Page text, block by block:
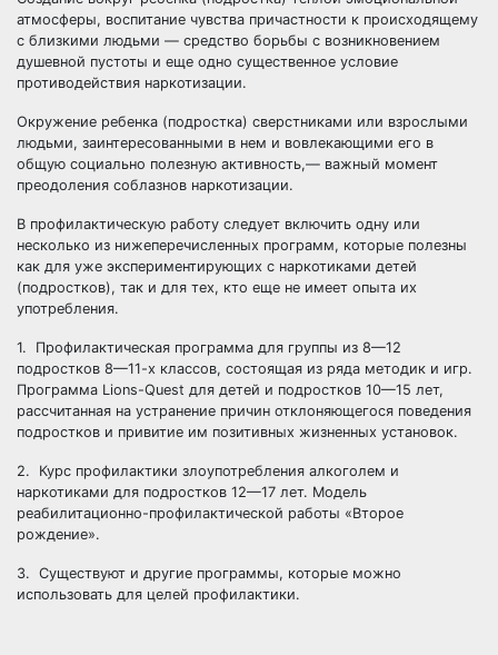
атмосферы, воспитание чувства причастности к происходящему
с близкими людьми — средство борьбы с возникновением
душевной пустоты и еще одно существенное условие
противодействия наркотизации.
Окружение ребенка (подростка) сверстниками или взрослыми
людьми, заинтересованными в нем и вовлекающими его в
общую социально полезную активность,— важный момент
преодоления соблазнов наркотизации.
В профилактическую работу следует включить одну или
несколько из нижеперечисленных программ, которые полезны
как для уже экспериментирующих с наркотиками детей
(подростков), так и для тех, кто еще не имеет опыта их
употребления.
1. Профилактическая программа для группы из 8—12
подростков 8—11-х классов, состоящая из ряда методик и игр.
Программа Lions-Quest для детей и подростков 10—15 лет,
рассчитанная на устранение причин отклоняющегося поведения
подростков и привитие им позитивных жизненных установок.
2. Курс профилактики злоупотребления алкоголем и
наркотиками для подростков 12—17 лет. Модель
реабилитационно-профилактической работы «Второе
рождение».
3. Существуют и другие программы, которые можно
использовать для целей профилактики.